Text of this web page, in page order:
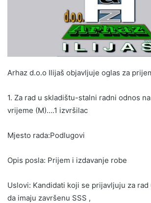
Arhaz d.o.o Ilijaš objavljuje oglas za
1. Za rad u skladištu-stalni radni odnos
vrijeme (M)….1 izvršilac
Mjesto rada:Podlugovi
Opis posla: Prijem i izdavanje robe
Uslovi: Kandidati koji se prijavljuju za
da imaju završenu SSS ,